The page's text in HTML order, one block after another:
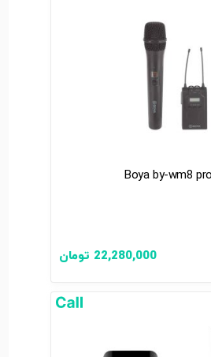
Boya by-wm8
22,280,000 تومان